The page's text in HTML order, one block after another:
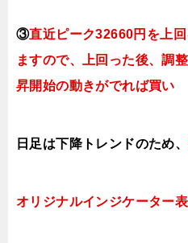
③直近ピーク32660円を上
ますので、上回った後、調
昇開始の動きがでれば買い
日足は下降トレンドのため、
オリジナルインジケーター